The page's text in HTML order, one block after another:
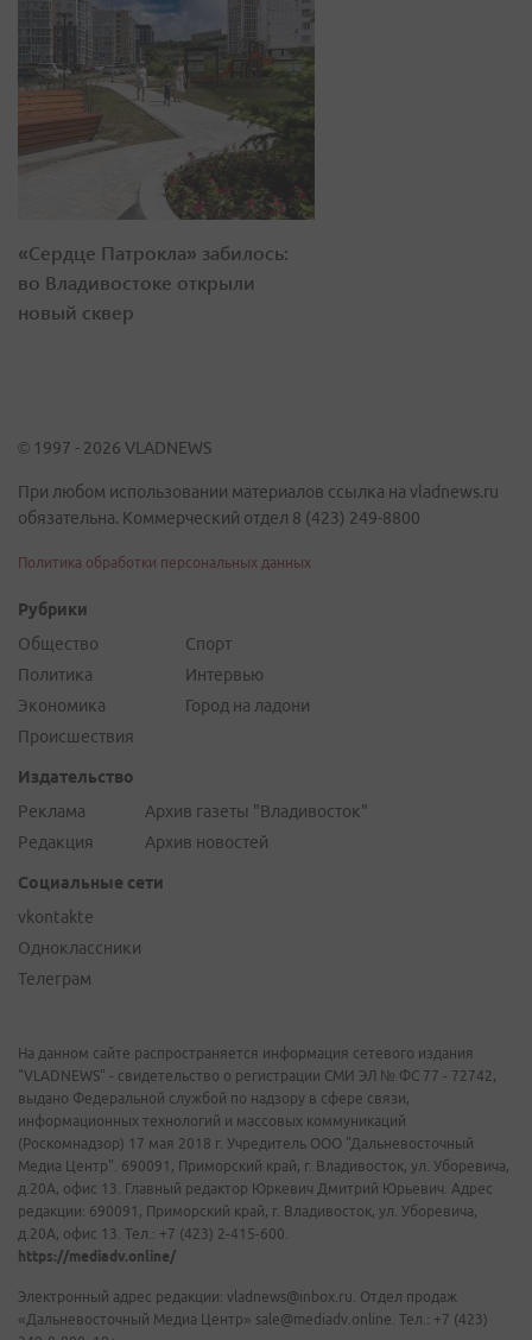
«Сердце Патрокла» забилось:
во Владивостоке открыли
новый сквер
© 1997 - 2026 VLADNEWS
При любом использовании материалов ссылка на vladnews.ru
обязательна. Коммерческий отдел 8 (423) 249-8800
Политика обработки персональных данных
Рубрики
Общество
Политика
Экономика
Происшествия
Спорт
Интервью
Город на ладони
Издательство
Реклама
Редакция
Архив газеты "Владивосток"
Архив новостей
Социальные сети
vkontakte
Одноклассники
Телеграм
На данном сайте распространяется информация сетевого издания
"VLADNEWS" - свидетельство о регистрации СМИ ЭЛ № ФС 77 - 72742,
выдано Федеральной службой по надзору в сфере связи,
информационных технологий и массовых коммуникаций
(Роскомнадзор) 17 мая 2018 г. Учредитель ООО "Дальневосточный
Медиа Центр". 690091, Приморский край, г. Владивосток, ул. Уборевича,
д.20А, офис 13. Главный редактор Юркевич Дмитрий Юрьевич. Адрес
редакции: 690091, Приморский край, г. Владивосток, ул. Уборевича,
д.20А, офис 13. Тел.: +7 (423) 2-415-600.
https://mediadv.online/
Электронный адрес редакции: vladnews@inbox.ru. Отдел продаж
«Дальневосточный Медиа Центр» sale@mediadv.online. Тел.: +7 (423)